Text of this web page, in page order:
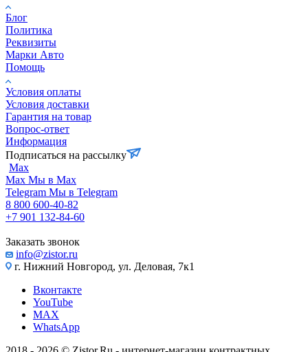
Блог
Политика
Реквизиты
Марки Авто
Помощь
Условия оплаты
Условия доставки
Гарантия на товар
Вопрос-ответ
Информация
Подписаться на рассылку
Max
Max Мы в Max
Telegram Мы в Telegram
8 800 600-40-82
+7 901 132-84-60
Заказать звонок
info@zistor.ru
г. Нижний Новгород, ул. Деловая, 7к1
Вконтакте
YouTube
MAX
WhatsApp